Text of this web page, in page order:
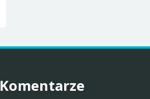
Komentarze